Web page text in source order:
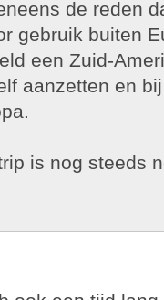
de reden
gebruik buiten
een Zuid-
aanzetten en
is nog steeds